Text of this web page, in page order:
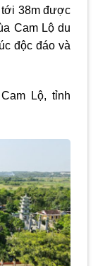
tới 38m được
Cam Lộ du
độc đáo và
Lộ, tỉnh